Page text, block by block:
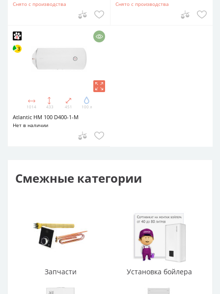
Снято с производства Снято с производства
1014 433 451 100 л
Atlantic HM 100 D400-1-M
Нет в наличии
Смежные категории
Запчасти Установка бойлера